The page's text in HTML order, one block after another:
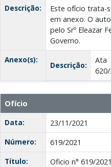
Descrição:
Este ofício trata-
em anexo. O
pelo Srº Eleazar
Governo.
Anexo(s):
Descrição:
Ata
620/
Ofício
Data:
23/11/2021
Número:
619/2021
Título:
Oficio n° 619/2021